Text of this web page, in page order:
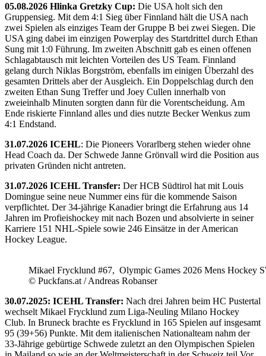
05.08.2026 Hlinka Gretzky Cup: Die USA holt sich den
Gruppensieg. Mit dem 4:1 Sieg über Finnland hält die USA nach
zwei Spielen als einziges Team der Gruppe B bei zwei Siegen. Die
USA ging dabei im einzigen Powerplay des Startdrittel durch Ethan
Sung mit 1:0 Führung. Im zweiten Abschnitt gab es einen offenen
Schlagabtausch mit leichten Vorteilen des US Team. Finnland
gelang durch Niklas Borgström, ebenfalls im einigen Überzahl des
gesamten Drittels aber der Ausgleich. Ein Doppelschlag durch den
zweiten Ethan Sung Treffer und Joey Cullen innerhalb von
zweieinhalb Minuten sorgten dann für die Vorentscheidung. Am
Ende riskierte Finnland alles und dies nutzte Becker Wenkus zum
4:1 Endstand.
31.07.2026 ICEHL: Die Pioneers Vorarlberg stehen wieder ohne
Head Coach da. Der Schwede Janne Grönvall wird die Position aus
privaten Gründen nicht antreten.
31.07.2026 ICEHL Transfer: Der HCB Südtirol hat mit Louis
Domingue seine neue Nummer eins für die kommende Saison
verpflichtet. Der 34-jährige Kanadier bringt die Erfahrung aus 14
Jahren im Profieishockey mit nach Bozen und absolvierte in seiner
Karriere 151 NHL-Spiele sowie 246 Einsätze in der American
Hockey League.
Mikael Frycklund #67, Olympic Games 2026 Mens Hockey
© Puckfans.at / Andreas Robanser
30.07.2025: ICEHL Transfer: Nach drei Jahren beim HC Pustertal
wechselt Mikael Frycklund zum Liga-Neuling Milano Hockey
Club. In Bruneck brachte es Frycklund in 165 Spielen auf insgesamt
95 (39+56) Punkte. Mit dem italienischen Nationalteam nahm der
33-Jährige gebürtige Schwede zuletzt an den Olympischen Spielen